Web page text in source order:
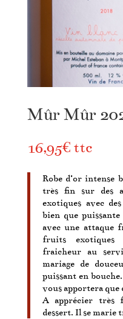
Mûr Mûr
16,95€ ttc
Robe d’or intense
très fin sur des
exotiques avec
bien que
avec une attaque
fruits exotiques
fraicheur au
mariage de
puissant en
vous apportera que
A apprécier très
dessert. Il se marie